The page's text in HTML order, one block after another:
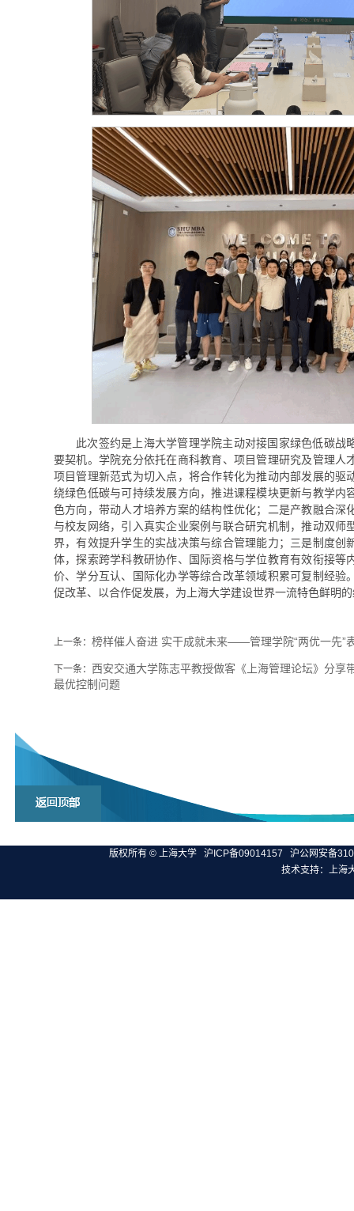
此次签约是上海大学管理学院主动对接国家绿色低碳战
要契机。学院充分依托在商科教育、项目管理研究及管理人
项目管理新范式为切入点，将合作转化为推动内部发展的
绕绿色低碳与可持续发展方向，推进课程模块更新与教学内
色方向，带动人才培养方案的结构性优化；二是产教融合
与校友网络，引入真实企业案例与联合研究机制，推动双师
界，有效提升学生的实战决策与综合管理能力；三是制度
体，探索跨学科教研协作、国际资格与学位教育有效衔接等
价、学分互认、国际化办学等综合改革领域积累可复制经验
促改革、以合作促发展，为上海大学建设世界一流特色鲜明
上一条： 榜样催人奋进 实干成就未来——管理学院“两优一先”
下一条： 西安交通大学陈志平教授做客《上海管理论坛》分享
最优控制问题
版权所有 © 上海大学 沪ICP备09014157
沪公网安备
技术支持：上海